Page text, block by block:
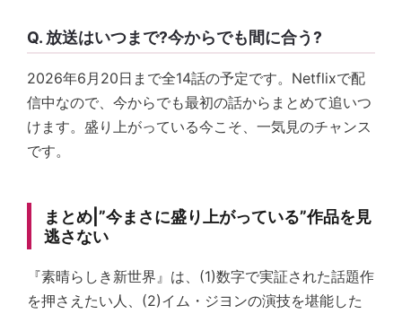
Q. 放送はいつまで?今からでも間に合う?
2026年6月20日まで全14話の予定です。Netflixで配
信中なので、今からでも最初の話からまとめて追いつ
けます。盛り上がっている今こそ、一気見のチャンス
です。
まとめ|”今まさに盛り上がっている”作品を見
逃さない
『素晴らしき新世界』は、(1)数字で実証された話題作
を押さえたい人、(2)イム・ジヨンの演技を堪能した